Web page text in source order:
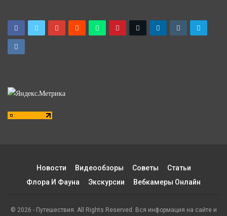
Новости Видеообзоры Советы
Статьи
Флора И Фауна
Экскурсии Вебкамеры Онлайн
© 2026 - Путешествия. All Rights Reserved. Вся информация на сайте и